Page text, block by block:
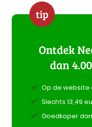
tip
Ontdek
dan
Op de website
Slechts 13,49
Goedkoper